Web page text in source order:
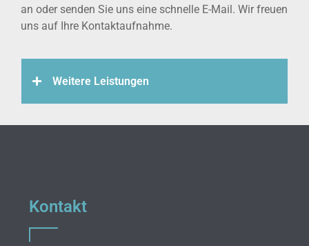
an oder senden Sie uns eine schnelle E-Mail. Wir freuen
uns auf Ihre Kontaktaufnahme.
Weitere Leistungen
Kontakt